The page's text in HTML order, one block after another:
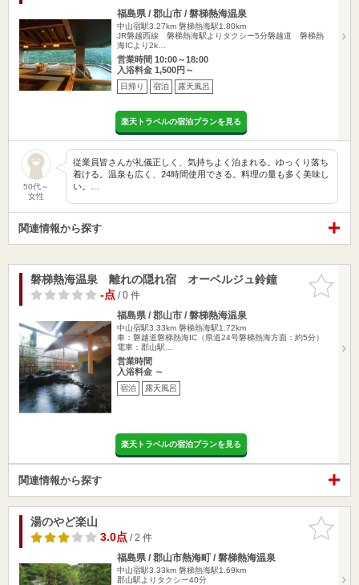
福島県 / 郡山市 / 磐梯熱海温泉
中山宿駅3.27km 磐梯熱海駅1.80km
JR磐越西線 磐梯熱海駅よりタクシー5分磐越道 磐梯熱
海ICより2k…
営業時間 10:00～18:00
入浴料金 1,500円～
日帰り 宿泊 露天風呂
楽天トラベルの宿泊プランを見る
50代～
女性
従業員皆さんが礼儀正しく、気持ちよく泊まれる。ゆっくり落ち
着ける。温泉も広く、24時間使用できる。料理の量も多く美味し
い。…
関連情報から探す
お気に入
りに追加
磐梯熱海温泉 離れの隠れ宿 オーベルジュ鈴鐘
-点/ 0 件
福島県 / 郡山市 / 磐梯熱海温泉
中山宿駅3.33km 磐梯熱海駅1.72km
車：磐越道磐梯熱海IC（県道24号磐梯熱海方面：約5分）
電車：郡山駅…
営業時間
入浴料金 ～
宿泊 露天風呂
楽天トラベルの宿泊プランを見る
関連情報から探す
お気に入
りに追加
湯のやど楽山
3.0点/ 2 件
福島県 / 郡山市熱海町 / 磐梯熱海温泉
中山宿駅3.33km 磐梯熱海駅1.69km
郡山駅よりタクシー40分